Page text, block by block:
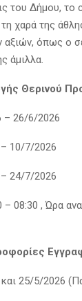
του Δήμου, το
χαρά της
αξιών, όπως ο
άμιλλα.
Θερινού
– 26/6/2026
10/7/2026
24/7/2026
08:30 , Ώρα
25/5/2026